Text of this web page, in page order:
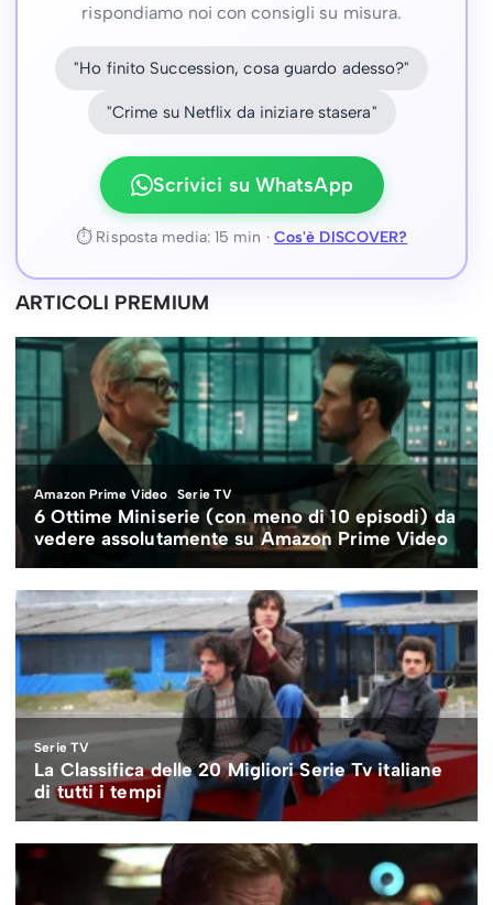
rispondiamo noi con consigli su misura.
"Ho finito Succession, cosa guardo adesso?"
"Crime su Netflix da iniziare stasera"
Scrivici su WhatsApp
⏱ Risposta media: 15 min · Cos'è DISCOVER?
ARTICOLI PREMIUM